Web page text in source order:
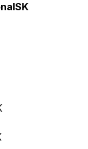
ISK